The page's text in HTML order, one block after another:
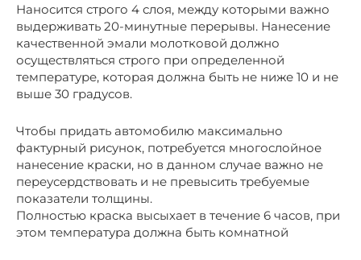
Наносится строго 4 слоя, между которыми важно
выдерживать 20-минутные перерывы. Нанесение
качественной эмали молотковой должно
осуществляться строго при определенной
температуре, которая должна быть не ниже 10 и не
выше 30 градусов.
Чтобы придать автомобилю максимально
фактурный рисунок, потребуется многослойное
нанесение краски, но в данном случае важно не
переусердствовать и не превысить требуемые
показатели толщины.
Полностью краска высыхает в течение 6 часов, при
этом температура должна быть комнатной